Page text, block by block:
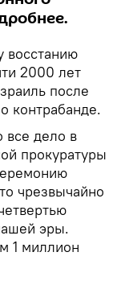
восстанию
2000 лет
после
контрабанде.
все дело в
прокуратуры
чрезвычайно
эры.
1 миллион